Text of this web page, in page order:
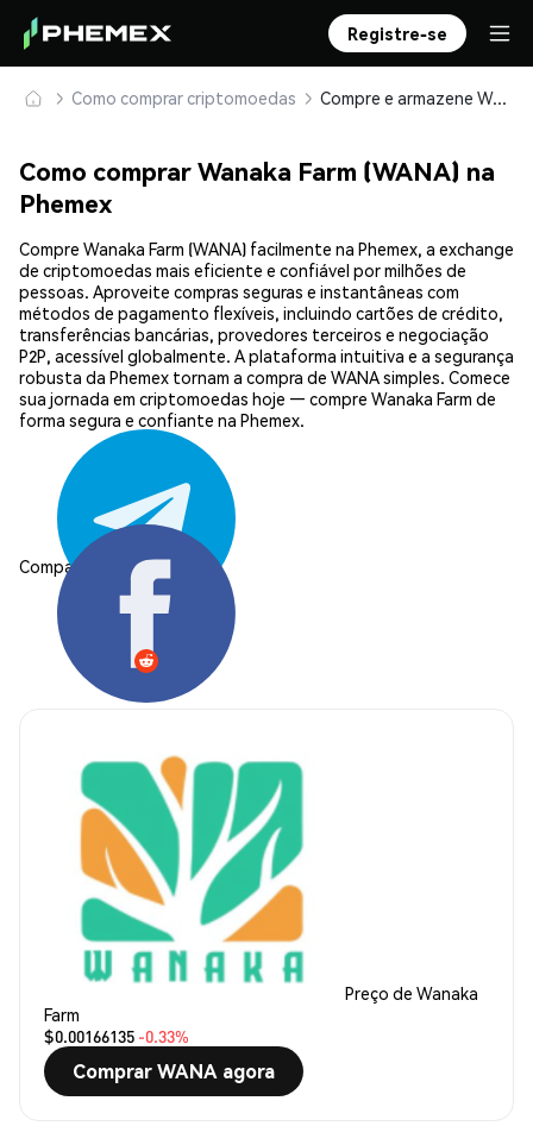
Registre-se
Como comprar criptomoedas Compre e armazene Wanaka Farm (WANA) com segurança
Como comprar Wanaka Farm (WANA) na
Phemex
Compre Wanaka Farm (WANA) facilmente na Phemex, a exchange
de criptomoedas mais eficiente e confiável por milhões de
pessoas. Aproveite compras seguras e instantâneas com
métodos de pagamento flexíveis, incluindo cartões de crédito,
transferências bancárias, provedores terceiros e negociação
P2P, acessível globalmente. A plataforma intuitiva e a segurança
robusta da Phemex tornam a compra de WANA simples. Comece
sua jornada em criptomoedas hoje — compre Wanaka Farm de
forma segura e confiante na Phemex.
Compartilhar:
Preço de Wanaka
Farm
$0.00166135 -0.33%
Comprar WANA agora